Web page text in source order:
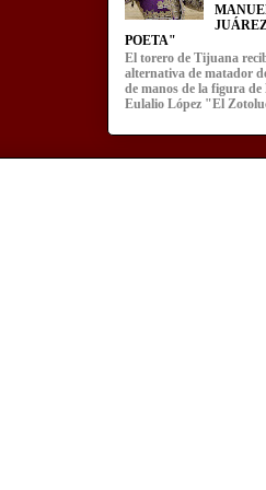
POETA"
El torero de Tijuana
alternativa de matador
de manos de la figura de
Eulalio López "El